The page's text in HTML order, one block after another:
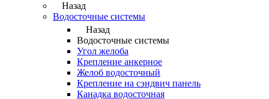
Назад
Водосточные системы
Назад
Водосточные системы
Угол желоба
Крепление анкерное
Желоб водосточный
Крепление на сэндвич панель
Канадка водосточная